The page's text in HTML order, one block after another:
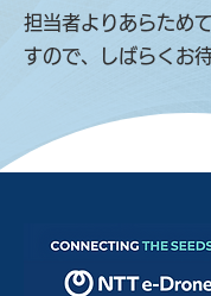
担当者よりあらため
すので、しばらくお